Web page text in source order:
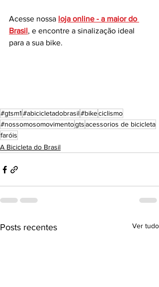
Acesse nossa loja online - a maior do
Brasil, e encontre a sinalização ideal
para a sua bike.
#gtsm1#abicicletadobrasil#bikeciclismo
#nossomosomovimentogtsacessorios de bicicleta
faróis
A Bicicleta do Brasil
Posts recentes Ver tudo